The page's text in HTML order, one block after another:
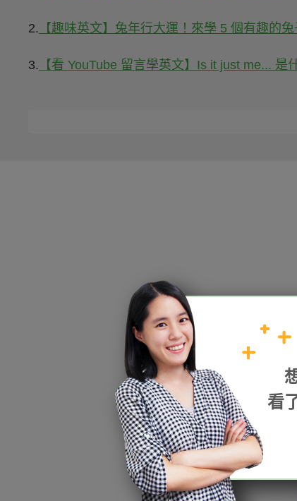
2. 【趣味英文】兔年行大運！來學 5 個有趣的
3. 【看 YouTube 留言學英文】Is it just me... 是
加
看